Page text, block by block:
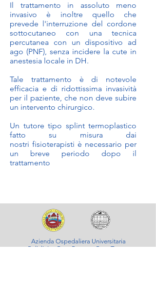
Il trattamento in assoluto meno
invasivo è inoltre quello che
prevede l'interruzione del cordone
sottocutaneo con una tecnica
percutanea con un dispositivo ad
ago (PNF), senza incidere la cute in
anestesia locale in DH.
Tale trattamento è di notevole
efficacia e di ridottissima invasività
per il paziente, che non deve subire
un intervento chirurgico.
Un tutore tipo splint termoplastico
fatto su misura dai
nostri fisioterapisti è necessario per
un breve periodo dopo il
trattamento
Azienda Ospedaliera Universitaria
Policlinico B.go Roma e B.go Trento,